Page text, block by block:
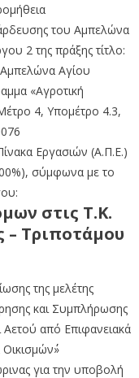
του Αμπελώνα
2 της πράξης τίτλο:
Αγίου
«Αγροτική
4, Υπομέτρο 4.3,
Εργασιών (Α.Π.Ε.)
σύμφωνα με το
στις Τ.Κ.
– Τριποτάμου
της μελέτης
και Συμπλήρωσης
από Επιφανειακά
για την υποβολή